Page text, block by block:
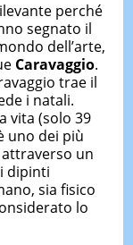
perché
segnato il
dell’arte,
Caravaggio.
trae il
i natali.
vita (solo 39
uno dei più
un
dipinti
sia fisico
lo